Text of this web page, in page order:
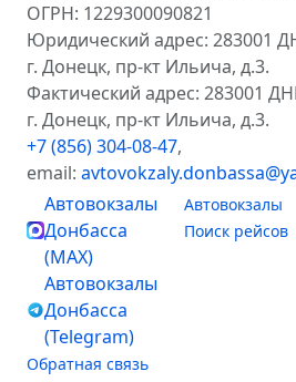
ОГРН: 1229300090821
Юридический адрес: 283001
г. Донецк, пр-кт Ильича, д.3.
Фактический адрес: 283001
г. Донецк, пр-кт Ильича, д.3.
+7 (856) 304-08-47,
email:
Автовокзалы
Донбасса
(MAX)
Автовокзалы
Донбасса
(Telegram)
Обратная связь
Автовокзалы
Поиск рейсов